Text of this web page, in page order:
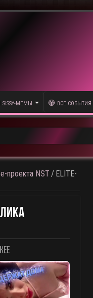
SISSY-МЕМЫ ВСЕ СОБЫТИЯ
проекта NST / ELITE-